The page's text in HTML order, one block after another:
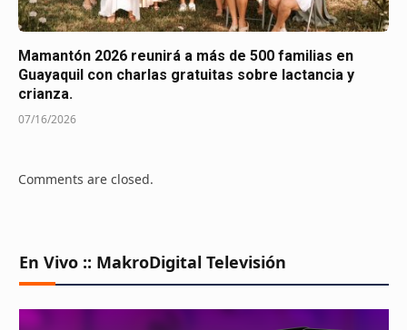
Mamantón 2026 reunirá a más de 500 familias en
Guayaquil con charlas gratuitas sobre lactancia y
crianza.
07/16/2026
Comments are closed.
En Vivo :: MakroDigital Televisión